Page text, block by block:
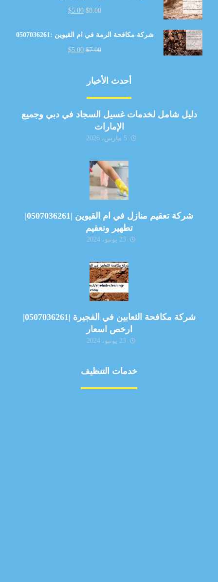
$8.00
$5.00
شركة مكافحة الرمة في ام القيوين :0507036261
$7.00
$5.00
أحدث الأخبار
دليل شامل لخدمات غسيل السجاد في دبي وجميع
الإمارات
5 مارس، 2026
شركة تعقيم منازل في ام القيوين |0507036261|
تطهير وتعقيم
23 يونيو، 2024
شركة مكافحة الثعابين في الفجيرة |0507036261|
ارخص اسعار
23 يونيو، 2024
خدمات التنظيف